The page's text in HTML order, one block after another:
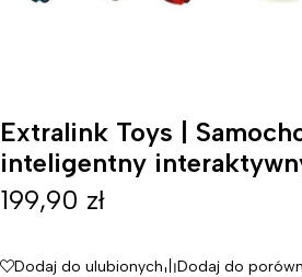
Extralink Toys |
inteligentny
199,90 zł
Dodaj do ulubionych Dodaj do